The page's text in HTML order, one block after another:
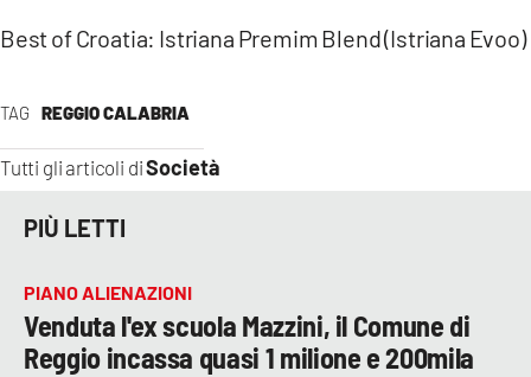
TAG REGGIO CALABRIA
Tutti gli articoli diSocietà
Best of Croatia: Istriana Premim Blend (Istriana Evoo)
PIÙ LETTI
PIANO ALIENAZIONI
Venduta l'ex scuola Mazzini, il Comune di
Reggio incassa quasi 1 milione e 200mila